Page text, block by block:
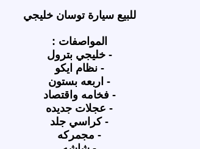
للبيع سيارة توسان خليجي
المواصفات :
- خليجي بترول
- نظام ايكو
- اربعه بستون
- فخامه واقتصاد
- عجلات جديده
- كراسي جلد
- مجمركه